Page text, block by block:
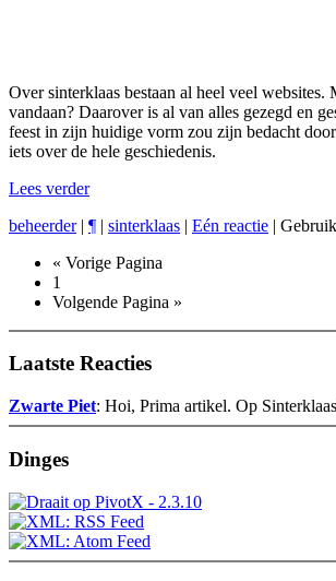
Over sinterklaas bestaan al heel veel
vandaan? Daarover is al van alles gezegd en
feest in zijn huidige vorm zou zijn bedacht
iets over de hele geschiedenis.
Lees verder
beheerder| ¶ | sinterklaas | Eén reactie |
« Vorige Pagina
1
Volgende Pagina »
Laatste Reacties
Zwarte Piet: Hoi, Prima artikel. Op
Dinges